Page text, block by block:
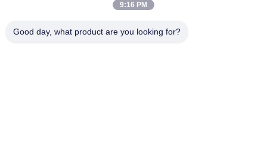
9:16 PM
Good day, what product are you looking for?